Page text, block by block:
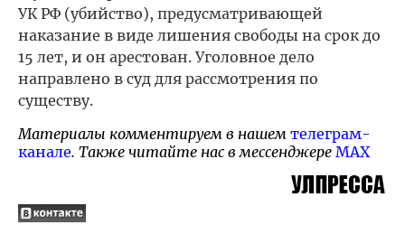
УК РФ (убийство), предусматривающей
наказание в виде лишения свободы на срок до
15 лет, и он арестован. Уголовное дело
направлено в суд для рассмотрения по
существу.
Материалы комментируем в нашем телеграм-
канале. Также читайте нас в мессенджере MAX